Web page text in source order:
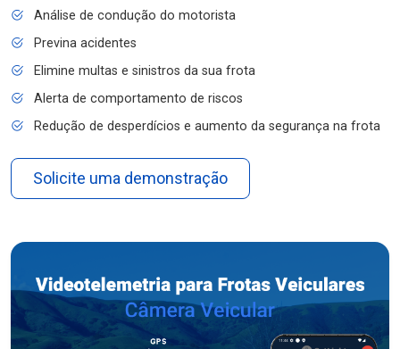
Análise de condução do motorista
Previna acidentes
Elimine multas e sinistros da sua frota
Alerta de comportamento de riscos
Redução de desperdícios e aumento da segurança na frota
Solicite uma demonstração